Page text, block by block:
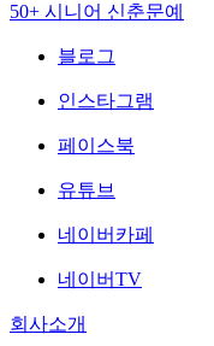
50+ 시니어 신춘문예
블로그
인스타그램
페이스북
유튜브
네이버카페
네이버TV
회사소개